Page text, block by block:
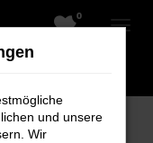
0
und unsere
Wir